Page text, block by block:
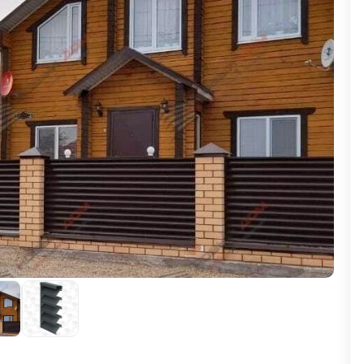
Горизонтальные заборы
Высокие заборы
Красивые, дизайнерские заборы
ВЫБОР ПО СПОСОБУ МОНТАЖА
Заборы под ключ
Готовые заборы
Комплекты заборов-лего "сделай сам"
Быстровозводимые заборы